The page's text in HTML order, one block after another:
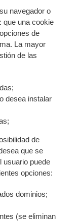
navegador o
que una cookie
de
La mayor
de las
desea instalar
de
que se
usuario puede
opciones:
dominios;
(se eliminan